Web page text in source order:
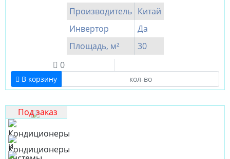
Производитель Китай
Инвертор
Да
Площадь, м²
30
0
В корзину
Под заказ